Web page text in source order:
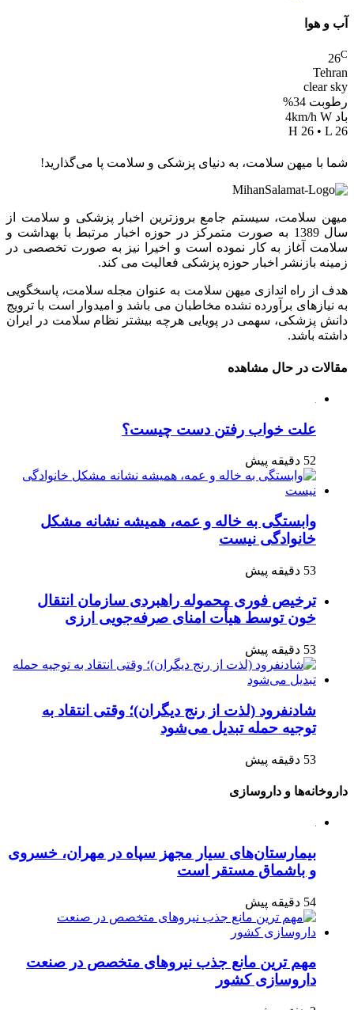
آب و هوا
26C
Tehran
clear sky
رطوبت 34%
باد 4km/h W
H 26 • L 26
شما با میهن سلامت، به دنیای پزشکی و سلامت پا می‌گذارید!
میهن سلامت، سیستم جامع بروزترین اخبار پزشکی و سلامت از
سال 1389 به صورت متمرکز در حوزه اخبار مرتبط با بهداشت و
سلامت آغاز به کار نموده است و اخیرا نیز به صورت تخصصی در
زمینه بازنشر اخبار حوزه پزشکی فعالیت می کند.
هدف از راه اندازی میهن سلامت به عنوان مجله سلامت، پاسخگویی
به نیازهای برآورده نشده مخاطبان می باشد و امیدوار است با ترویج
دانش پزشکی، سهمی در پویایی هرچه بیشتر نظام سلامت در ایران
داشته باشد.
مقالات در حال مشاهده
علت خواب رفتن دست چیست؟
52 دقیقه پیش
وابستگی به خاله و عمه، همیشه نشانه مشکل
خانوادگی نیست
53 دقیقه پیش
ترخیص فوری محموله راهبردی سازمان انتقال
خون توسط هیأت امنای صرفه‌جویی ارزی
53 دقیقه پیش
شادنفرود (لذت از رنج دیگران)؛ وقتی انتقاد به
توجیه حمله تبدیل می‌شود
53 دقیقه پیش
داروخانه‌ها و داروسازی
بیمارستان‌های سیار مجهز سپاه در مهران، خسروی
و باشماق مستقر است
54 دقیقه پیش
مهم ترین مانع جذب نیروهای متخصص در صنعت
داروسازی کشور